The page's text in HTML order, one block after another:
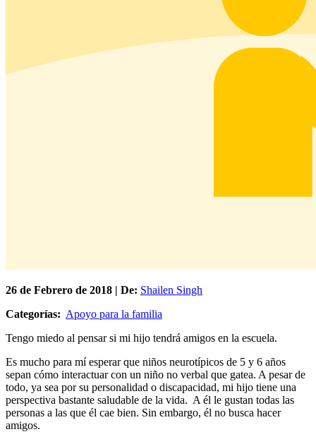
26 de Febrero de 2018 | De: Shailen Singh
Categorías: Apoyo para la familia
Tengo miedo al pensar si mi hijo tendrá amigos en la escuela.
Es mucho para mí esperar que niños neurotípicos de 5 y 6 años
sepan cómo interactuar con un niño no verbal que gatea. A pesar de
todo, ya sea por su personalidad o discapacidad, mi hijo tiene una
perspectiva bastante saludable de la vida. A él le gustan todas las
personas a las que él cae bien. Sin embargo, él no busca hacer
amigos.